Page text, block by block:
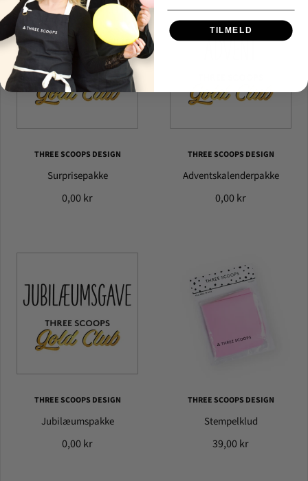
THREE SCOOPS DESIGN
Surprisepakke
0,00 kr
THREE SCOOPS DESIGN
Adventskalenderpakke
0,00 kr
THREE SCOOPS DESIGN
Jubilæumspakke
0,00 kr
THREE SCOOPS DESIGN
Stempelklud
39,00 kr
TILMELD